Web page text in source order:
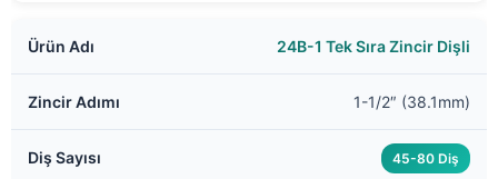
24B-1 Tek Sıra Zincir Dişli
1-1/2″ (38.1mm)
45-80 Diş